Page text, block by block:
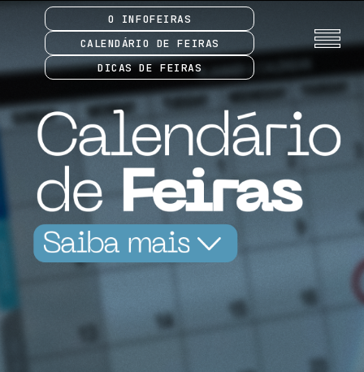
O INFOFEIRAS
CALENDÁRIO DE FEIRAS
DICAS DE FEIRAS